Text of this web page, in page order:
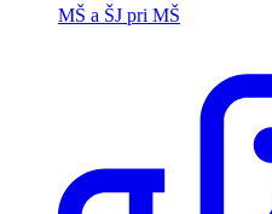
MŠ a ŠJ pri MŠ